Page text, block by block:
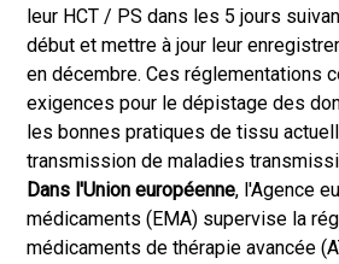
leur HCT / PS dans les 5 jours
début et mettre à jour leur
en décembre. Ces réglementations
exigences pour le dépistage des
les bonnes pratiques de tissu
transmission de maladies
Dans l'Union européenne, l'Agence
médicaments (EMA) supervise la
médicaments de thérapie avancée